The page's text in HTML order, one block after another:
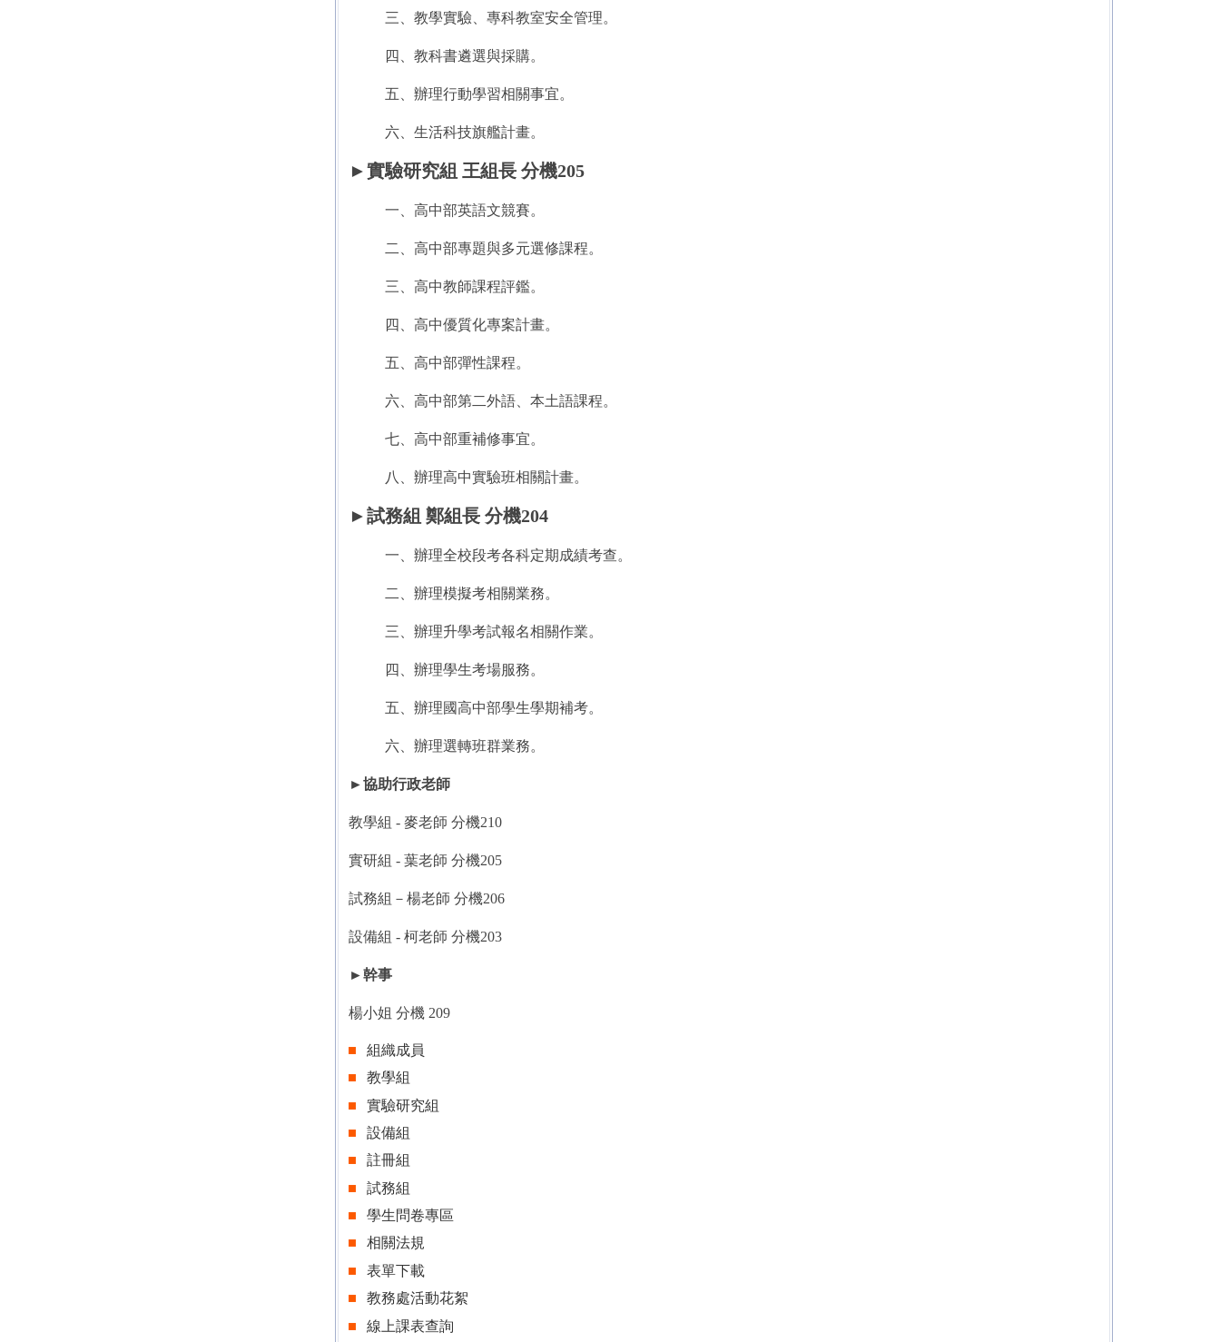
三、教學實驗、專科教室安全管理。
四、教科書遴選與採購。
五、辦理行動學習相關事宜。
六、生活科技旗艦計畫。
►實驗研究組 王組長 分機205
一、高中部英語文競賽。
二、高中部專題與多元選修課程。
三、高中教師課程評鑑。
四、高中優質化專案計畫。
五、高中部彈性課程。
六、高中部第二外語、本土語課程。
七、高中部重補修事宜。
八、辦理高中實驗班相關計畫。
►試務組 鄭組長 分機204
一、辦理全校段考各科定期成績考查。
二、辦理模擬考相關業務。
三、辦理升學考試報名相關作業。
四、辦理學生考場服務。
五、辦理國高中部學生學期補考。
六、辦理選轉班群業務。
►協助行政老師
教學組 - 麥老師 分機210
實研組 - 葉老師 分機205
試務組－楊老師 分機206
設備組 - 柯老師 分機203
►幹事
楊小姐 分機 209
組織成員
教學組
實驗研究組
設備組
註冊組
試務組
學生問卷專區
相關法規
表單下載
教務處活動花絮
線上課表查詢